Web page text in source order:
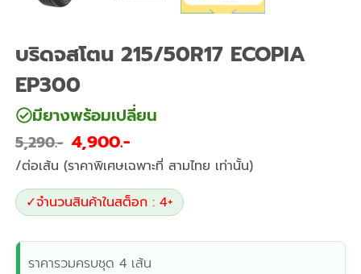
บริดจสโตน 215/50R17 ECOPIA
EP300
มียางพร้อมเปลี่ยน
5,290 4,900
/ต่อเส้น (ราคาพิเศษเฉพาะที่ สามไทย เท่านั้น)
✓จำนวนสินค้าในสต็อก : 4+
ราคารวมครบชุด 4 เส้น